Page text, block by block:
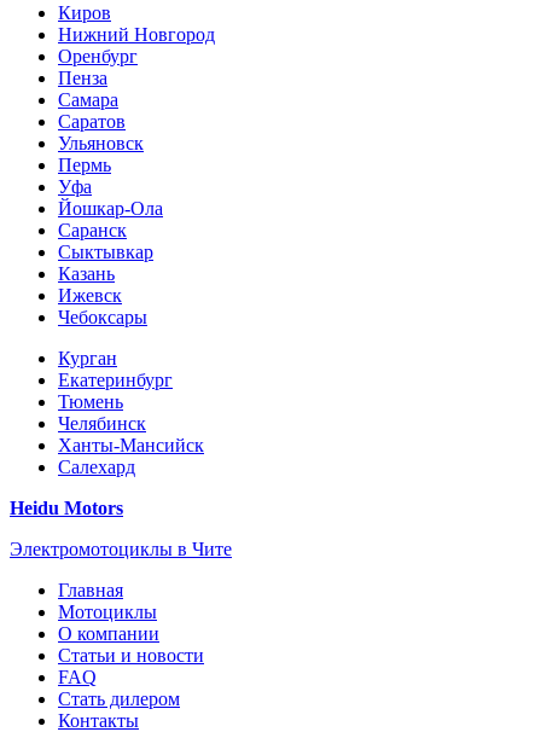
Киров
Нижний Новгород
Оренбург
Пенза
Самара
Саратов
Ульяновск
Пермь
Уфа
Йошкар-Ола
Саранск
Сыктывкар
Казань
Ижевск
Чебоксары
Курган
Екатеринбург
Тюмень
Челябинск
Ханты-Мансийск
Салехард
Heidu Motors
Электромотоциклы в Чите
Главная
Мотоциклы
О компании
Статьи и новости
FAQ
Стать дилером
Контакты